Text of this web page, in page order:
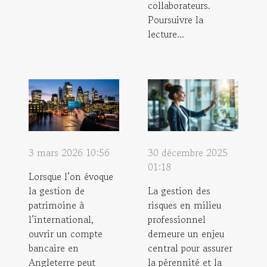
collaborateurs.
Poursuivre la
lecture...
3 mars 2026 10:56
Lorsque l’on évoque
la gestion de
patrimoine à
l’international,
ouvrir un compte
bancaire en
Angleterre peut
30 décembre 2025
01:18
La gestion des
risques en milieu
professionnel
demeure un enjeu
central pour assurer
la pérennité et la